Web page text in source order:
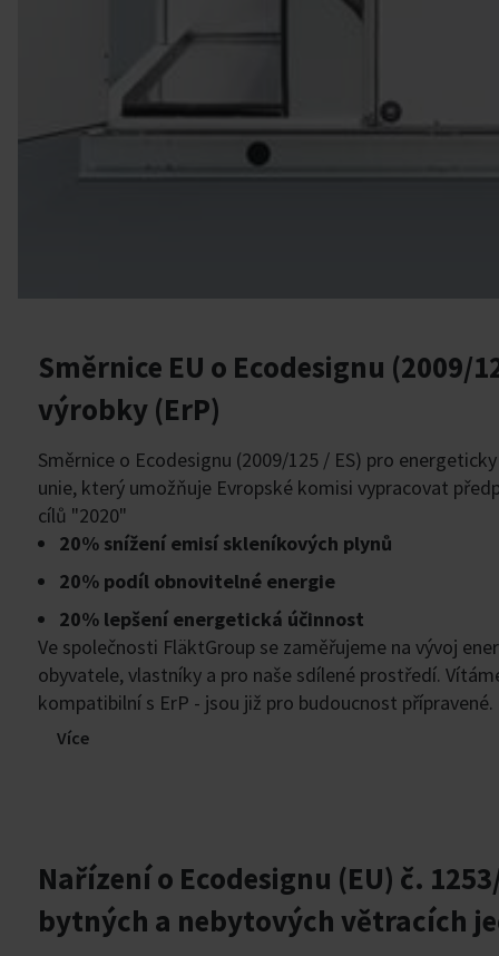
Směrnice EU o Ecodesignu (2009/
výrobky (ErP)
Směrnice o Ecodesignu (2009/125 / ES) pro
unie, který umožňuje Evropské komisi vypracovat
cílů "2020"
20% snížení emisí skleníkových plynů
20% podíl obnovitelné energie
20% lepšení energetická účinnost
Ve společnosti FläktGroup se zaměřujeme na vývoj
obyvatele, vlastníky a pro naše sdílené prostředí.
kompatibilní s ErP - jsou již pro budoucnost přípravené.
Více
Nařízení o Ecodesignu (EU) č.
bytných a nebytových větracích